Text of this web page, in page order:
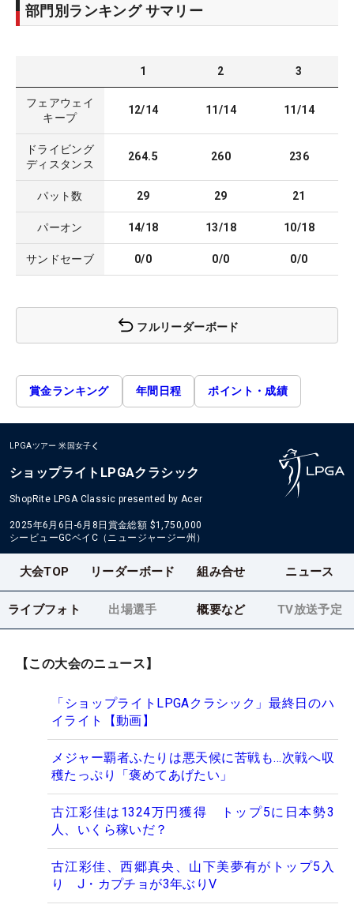
部門別ランキング サマリー
1 2 3
フェアウェイ
キープ
12/14 11/14 11/14
ドライビング
ディスタンス
264.5 260 236
パット数 29 29 21
パーオン 14/18 13/18 10/18
サンドセーブ 0/0 0/0 0/0
フルリーダーボード
賞金ランキング 年間日程 ポイント・成績
LPGAツアー 米国女子
ショップライトLPGAクラシック
ShopRite LPGA Classic presented by Acer
2025年6月6日-6月8日 賞金総額 $1,750,000
シービューGCベイC（ニュージャージー州）
大会TOP リーダーボード 組み合せ ニュース
ライブフォト 出場選手 概要など TV放送予定
【この大会のニュース】
「ショップライトLPGAクラシック」最終日のハ
イライト【動画】
メジャー覇者ふたりは悪天候に苦戦も…次戦へ収
穫たっぷり「褒めてあげたい」
古江彩佳は1324万円獲得 トップ5に日本勢3
人、いくら稼いだ？
古江彩佳、西郷真央、山下美夢有がトップ5入
り J・カプチョが3年ぶりV